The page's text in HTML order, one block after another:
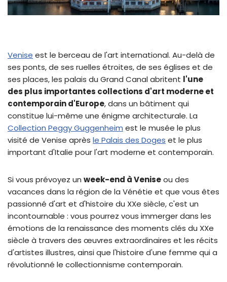
Venise est le berceau de l'art international. Au-delà de
ses ponts, de ses ruelles étroites, de ses églises et de
ses places, les palais du Grand Canal abritent l'une
des plus importantes collections d'art moderne et
contemporain d'Europe, dans un bâtiment qui
constitue lui-même une énigme architecturale. La
Collection Peggy Guggenheim est le musée le plus
visité de Venise après le Palais des Doges et le plus
important d'Italie pour l'art moderne et contemporain.
Si vous prévoyez un week-end à Veniseou des
vacances dans la région de la Vénétie et que vous êtes
passionné d'art et d'histoire du XXe siècle, c'est un
incontournable : vous pourrez vous immerger dans les
émotions de la renaissance des moments clés du XXe
siècle à travers des œuvres extraordinaires et les récits
d'artistes illustres, ainsi que l'histoire d'une femme qui a
révolutionné le collectionnisme contemporain.